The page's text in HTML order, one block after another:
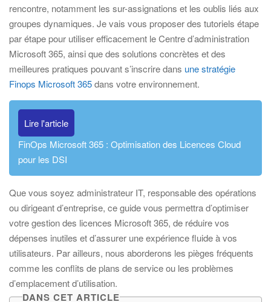
rencontre, notamment les sur-assignations et les oublis liés aux
groupes dynamiques. Je vais vous proposer des tutoriels étape
par étape pour utiliser efficacement le Centre d’administration
Microsoft 365, ainsi que des solutions concrètes et des
meilleures pratiques pouvant s’inscrire dans une stratégie
Finops Microsoft 365dans votre environnement.
Lire l'article
FinOps Microsoft 365 : Optimisation des Licences Cloud
pour les DSI
Que vous soyez administrateur IT, responsable des opérations
ou dirigeant d’entreprise, ce guide vous permettra d’optimiser
votre gestion des licences Microsoft 365, de réduire vos
dépenses inutiles et d’assurer une expérience fluide à vos
utilisateurs. Par ailleurs, nous aborderons les pièges fréquents
comme les conflits de plans de service ou les problèmes
d’emplacement d’utilisation.
DANS CET ARTICLE